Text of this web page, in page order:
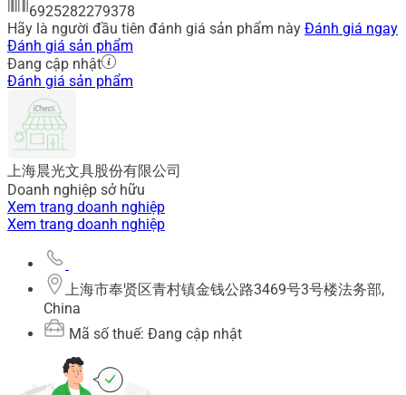
6925282279378
Hãy là người đầu tiên đánh giá sản phẩm này Đánh giá ngay
Đánh giá sản phẩm
Đang cập nhật
Đánh giá sản phẩm
上海晨光文具股份有限公司
Doanh nghiệp sở hữu
Xem trang doanh nghiệp
Xem trang doanh nghiệp
上海市奉贤区青村镇金钱公路3469号3号楼法务部,
China
Mã số thuế: Đang cập nhật